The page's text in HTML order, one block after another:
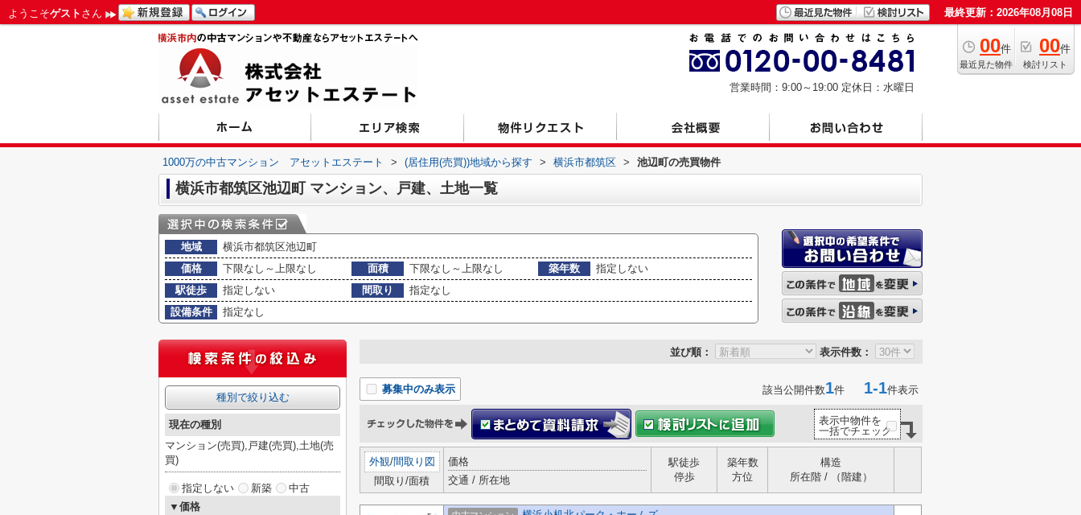
ようこそゲスト さん 最終更新：2026年08月08日
00件
最近見た物件
00件
検討リスト
営業時間：9:00～19:00 定休日：水曜日
1000万の中古マンション アセットエステート > (居住用(売買))地域から探す > 横浜市都筑区 > 池辺町の売買物件
横浜市都筑区池辺町 マンション、戸建、土地一覧
地域
横浜市都筑区池辺町
価格
下限なし～上限なし 面積 下限なし～上限なし 築年数
指定しない
駅徒歩
指定しない 間取り
指定なし
設備条件
指定なし
並び順： 表示件数：
募集中のみ表示 該当公開件数1件 1-1件表示
表示中物件を
一括でチェック
外観/間取り図
間取り/面積
価格
交通 / 所在地
駅徒歩
停歩
築年数
方位
構造
所在階 / （階建）
種別で絞り込む
現在の種別
マンション(売買),戸建(売買),土地(売
買)
指定しない 新築
中古
▼価格